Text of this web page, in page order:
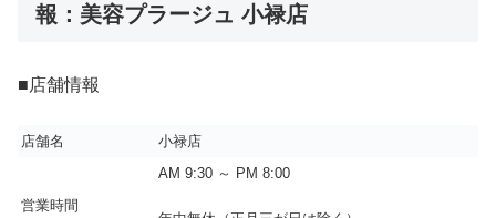
報：美容プラージュ 小禄店
■店舗情報
店舗名 小禄店
営業時間
AM 9:30 ～ PM 8:00